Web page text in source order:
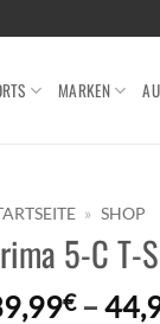
MARKEN
» SHOP
5-C
€–